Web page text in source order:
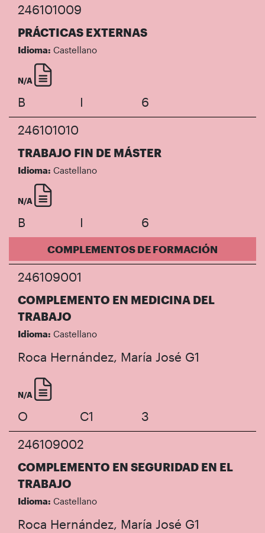
246101009
PRÁCTICAS EXTERNAS
Idioma: Castellano
N/A
B I
6
246101010
TRABAJO FIN DE MÁSTER
Idioma: Castellano
N/A
B I 6
COMPLEMENTOS DE FORMACIÓN
246109001
COMPLEMENTO EN MEDICINA DEL
TRABAJO
Idioma: Castellano
Roca Hernández, María José G1
N/A
O C1
3
246109002
COMPLEMENTO EN SEGURIDAD EN EL
TRABAJO
Idioma: Castellano
Roca Hernández, María José G1